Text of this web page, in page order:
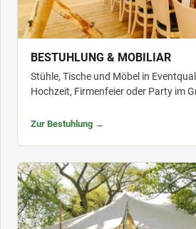
BESTUHLUNG & MOBILIAR
Stühle, Tische und Möbel in
Hochzeit, Firmenfeier oder Party im
Zur Bestuhlung →